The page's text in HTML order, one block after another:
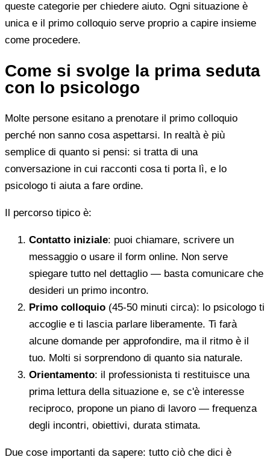
queste categorie per chiedere aiuto. Ogni situazione è
unica e il primo colloquio serve proprio a capire insieme
come procedere.
Come si svolge la prima seduta
con lo psicologo
Molte persone esitano a prenotare il primo colloquio
perché non sanno cosa aspettarsi. In realtà è più
semplice di quanto si pensi: si tratta di una
conversazione in cui racconti cosa ti porta lì, e lo
psicologo ti aiuta a fare ordine.
Il percorso tipico è:
Contatto iniziale: puoi chiamare, scrivere un
messaggio o usare il form online. Non serve
spiegare tutto nel dettaglio — basta comunicare che
desideri un primo incontro.
Primo colloquio (45-50 minuti circa): lo psicologo ti
accoglie e ti lascia parlare liberamente. Ti farà
alcune domande per approfondire, ma il ritmo è il
tuo. Molti si sorprendono di quanto sia naturale.
Orientamento: il professionista ti restituisce una
prima lettura della situazione e, se c'è interesse
reciproco, propone un piano di lavoro — frequenza
degli incontri, obiettivi, durata stimata.
Due cose importanti da sapere: tutto ciò che dici è